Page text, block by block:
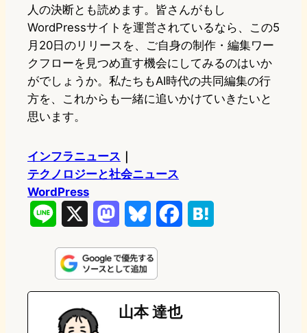
人の決断とも読めます。皆さんがもし
WordPressサイトを運営されているなら、この5
月20日のリリースを、ご自身の制作・編集ワー
クフローを見つめ直す機会にしてみるのはいか
がでしょうか。私たちもAI時代の共同編集の行
方を、これからも一緒に追いかけていきたいと
思います。
インフラニュース
テクノロジーと社会ニュース
WordPress
n
e
s
t
o
u
e
s
e
b
e
山本 達也